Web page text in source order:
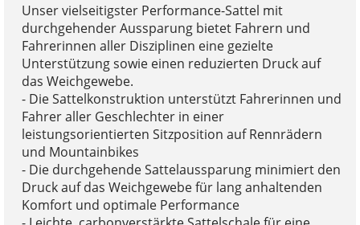
Unser vielseitigster Performance-Sattel mit
durchgehender Aussparung bietet Fahrern und
Fahrerinnen aller Disziplinen eine gezielte
Unterstützung sowie einen reduzierten Druck auf
das Weichgewebe.
- Die Sattelkonstruktion unterstützt Fahrerinnen und
Fahrer aller Geschlechter in einer
leistungsorientierten Sitzposition auf Rennrädern
und Mountainbikes
- Die durchgehende Sattelaussparung minimiert den
Druck auf das Weichgewebe für lang anhaltenden
Komfort und optimale Performance